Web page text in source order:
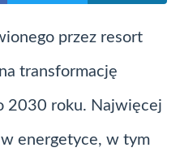
przez resort
transformację
2030 roku. Najwięcej
energetyce, w tym